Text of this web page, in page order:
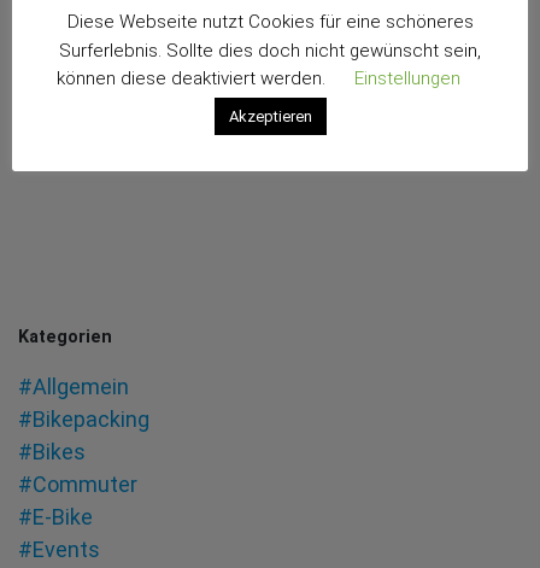
E-Mail-Adresse*
Kategorien
#Allgemein
#Bikepacking
#Bikes
#Commuter
#E-Bike
#Events
Diese Webseite nutzt Cookies für eine schöneres
Surferlebnis. Sollte dies doch nicht gewünscht sein,
können diese deaktiviert werden.
Einstellungen
Akzeptieren